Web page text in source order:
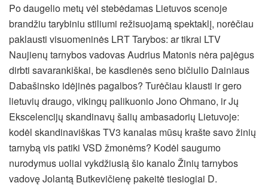
Po daugelio metų vėl stebėdamas Lietuvos scenoje
brandžiu tarybiniu stiliumi režisuojamą spektaklį, norėčiau
paklausti visuomeninės LRT Tarybos: ar tikrai LTV
Naujienų tarnybos vadovas Audrius Matonis nėra pajėgus
dirbti savarankiškai, be kasdienės seno bičiulio Dainiaus
Dabašinsko idėjinės pagalbos? Turėčiau klausti ir gero
lietuvių draugo, vikingų palikuonio Jono Ohmano, ir Jų
Ekscelencijų skandinavų šalių ambasadorių Lietuvoje:
kodėl skandinaviškas TV3 kanalas mūsų krašte savo žinių
tarnybą vis patiki VSD žmonėms? Kodėl saugumo
nurodymus uoliai vykdžiusią šio kanalo Žinių tarnybos
vadovę Jolantą Butkevičienę pakeitė tiesiogiai D.